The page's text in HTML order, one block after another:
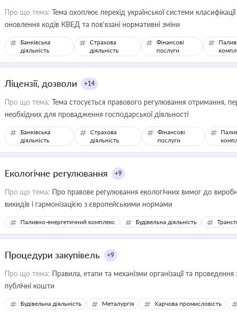
Про що тема: Тема охоплює перехід української системи
оновлення кодів КВЕД та пов'язані нормативні зміни
Банківська
діяльність
Страхова
діяльність
Фінансові
послуги
Ліцензії, дозволи +14
Про що тема: Тема стосується правового регулювання отримання,
необхідних для провадження господарської діяльності
Банківська
діяльність
Страхова
діяльність
Фінансові
послуги
Екологічне регулювання +9
Про що тема: Про правове регулювання екологічних вимог до
викидів і гармонізацією з європейськими нормами
Паливно-енергетичний комплекс Будівельна діяльність
Процедури закупівель +9
Про що тема: Правила, етапи та механізми організації та
публічні кошти
Будівельна діяльність Металургія Харчова промисловість